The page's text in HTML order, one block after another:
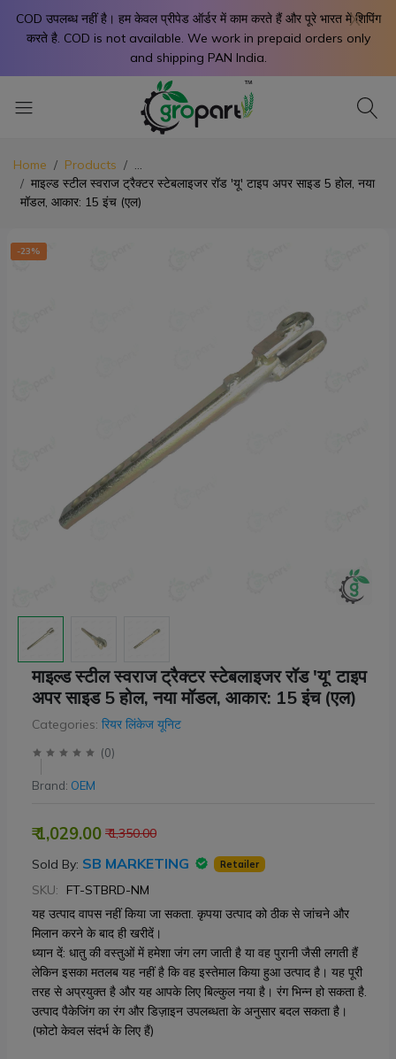
COD उपलब्ध नहीं है। हम केवल प्रीपेड ऑर्डर में काम करते हैं और पूरे भारत में शिपिंग
करते है. COD is not available. We work in prepaid orders only
and shipping PAN India.
X
Home Products
...
माइल्ड स्टील स्वराज ट्रैक्टर स्टेबलाइजर रॉड 'यू' टाइप अपर साइड 5 होल, नया
मॉडल, आकार: 15 इंच (एल)
-23%
माइल्ड स्टील स्वराज ट्रैक्टर स्टेबलाइजर रॉड 'यू' टाइप
अपर साइड 5 होल, नया मॉडल, आकार: 15 इंच (एल)
Categories: रियर लिंकेज यूनिट
(0)
Brand: OEM
₹ 1,350.00
₹ 1,029.00
Sold By: SB MARKETING Retailer
SKU:
FT-STBRD-NM
यह उत्पाद वापस नहीं किया जा सकता. कृपया उत्पाद को ठीक से जांचने और
मिलान करने के बाद ही खरीदें।
ध्यान दें: धातु की वस्तुओं में हमेशा जंग लग जाती है या वह पुरानी जैसी लगती हैं
लेकिन इसका मतलब यह नहीं है कि वह इस्तेमाल किया हुआ उत्पाद है। यह पूरी
तरह से अप्रयुक्त है और यह आपके लिए बिल्कुल नया है। रंग भिन्न हो सकता है.
उत्पाद पैकेजिंग का रंग और डिज़ाइन उपलब्धता के अनुसार बदल सकता है।
(फोटो केवल संदर्भ के लिए हैं)